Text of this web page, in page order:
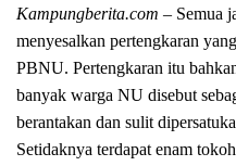
Kampungberita.com – Semua
menyesalkan pertengkaran
PBNU. Pertengkaran itu
banyak warga NU disebut
berantakan dan sulit
Setidaknya terdapat enam